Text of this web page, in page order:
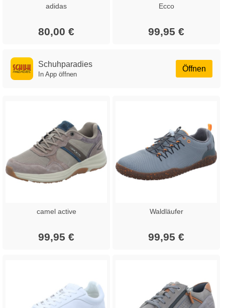
adidas
80,00 €
Ecco
99,95 €
Öffnen
Schuhparadies
In App öffnen
camel active
99,95 €
Waldläufer
99,95 €